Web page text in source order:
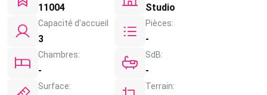
11004 Studio
Capacité d'accueil
3
Pièces:
-
Chambres:
-
SdB:
-
Surface: Terrain: